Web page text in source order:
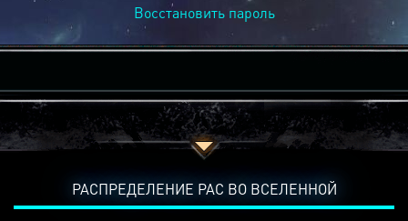
Восстановить пароль
РАСПРЕДЕЛЕНИЕ РАС ВО ВСЕЛЕННОЙ